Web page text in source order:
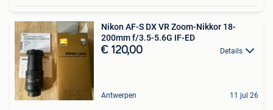
Nikon AF-S DX VR Zoom-Nikkor 18-
200mm f/3.5-5.6G IF-ED
€ 120,00 Details
Antwerpen 11 jul 26